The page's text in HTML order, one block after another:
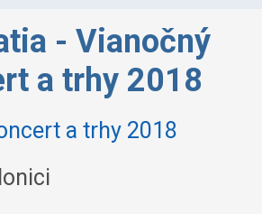
- Vianočný
a trhy 2018